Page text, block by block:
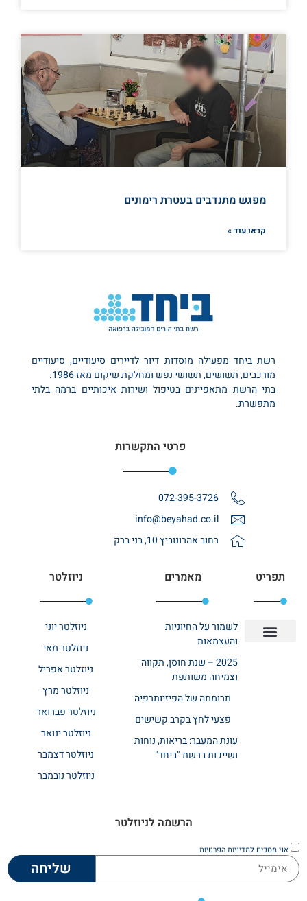
מפגש מתנדבים בעטרת רימונים
קראו עוד »
רשת ביחד מפעילה מוסדות דיור לדיירים סיעודיים, סיעודיים
מורכבים, תשושים, תשושי נפש ומחלקת שיקום מאז 1986.
בתי הרשת מתאפיינים בטיפול ושירות איכותיים ברמה בלתי
מתפשרת.
פרטי התקשרות
072-395-3726
info@beyahad.co.il
רחוב אהרונוביץ 10, בני ברק
תפריט מאמרים
לשמור על החיוניות
והעצמאות
2025 – שנת חוסן, תקווה
וצמיחה משותפת
תרומתה של הפיזיותרפיה
פצעי לחץ בקרב קשישים
עונת המעבר: בריאות, נוחות
ושייכות ברשת "ביחד"
ניוזלטר
ניוזלטר יוני
ניוזלטר מאי
ניוזלטר אפריל
ניוזלטר מרץ
ניוזלטר פברואר
ניוזלטר ינואר
ניוזלטר דצמבר
ניוזלטר נובמבר
הרשמה לניוזלטר
אני מסכים למדיניות הפרטיות
שליחה